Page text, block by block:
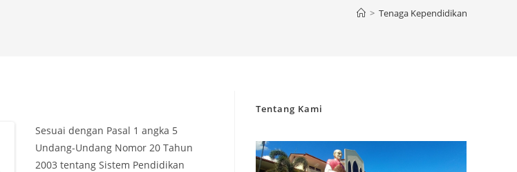
> Tenaga Kependidikan
Sesuai dengan Pasal 1 angka 5
Undang-Undang Nomor 20 Tahun
2003 tentang Sistem Pendidikan
Tentang Kami